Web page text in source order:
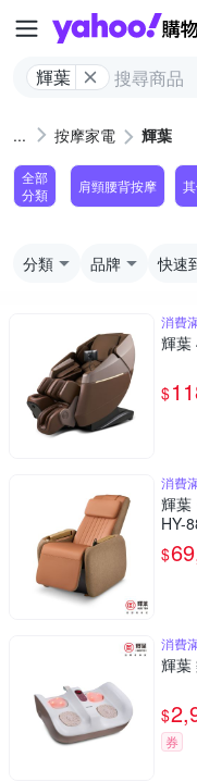
輝葉
按摩家電 輝葉
全部
分類
肩頸腰背按摩
分類 品牌 快速
消費
輝葉
$
消費
輝葉
HY-
$
消費
輝葉
$
券